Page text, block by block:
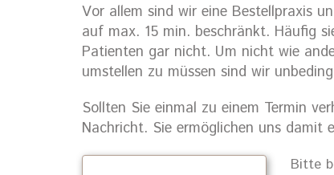
Vor allem sind wir eine Bestellpraxis
auf max. 15 min. beschränkt. Häufig
Patienten gar nicht. Um nicht wie
umstellen zu müssen sind wir
Sollten Sie einmal zu einem Termin
Nachricht. Sie ermöglichen uns damit
Bitte